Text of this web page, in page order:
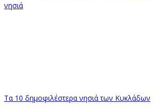
νησιά
Τα 10 δημοφιλέστερα νησιά των Κυκλάδων